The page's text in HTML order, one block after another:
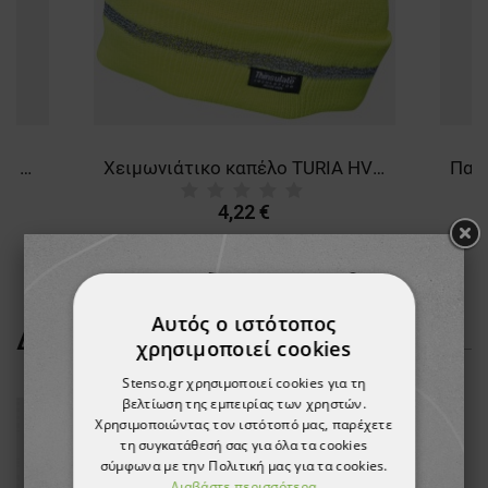
Κοντομάνικη μπλούζα PAYPER SUNSET BORDEAUX Χειμωνιάτικο καπέλο TURIA HV YELLOW
4,22 €
ΔΕΊΤΕ ΠΕΡΙΣΣΌΤΕΡΑ
Αυτός ο ιστότοπος
χρησιμοποιεί cookies
Stenso.gr χρησιμοποιεί cookies για τη
βελτίωση της εμπειρίας των χρηστών.
Χρησιμοποιώντας τον ιστότοπό μας, παρέχετε
τη συγκατάθεσή σας για όλα τα cookies
σύμφωνα με την Πολιτική μας για τα cookies.